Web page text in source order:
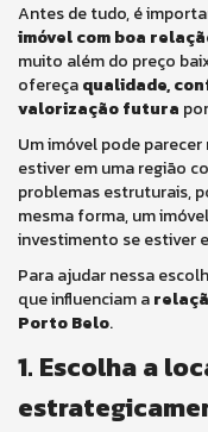
Antes de tudo, é
imóvel com boa
muito além do preço
ofereçaqualidade,
valorização futura
Um imóvel pode
estiver em uma região
problemas estruturais,
mesma forma, um
investimento se estiver
Para ajudar nessa
que influenciam a
Porto Belo.
1. Escolha a